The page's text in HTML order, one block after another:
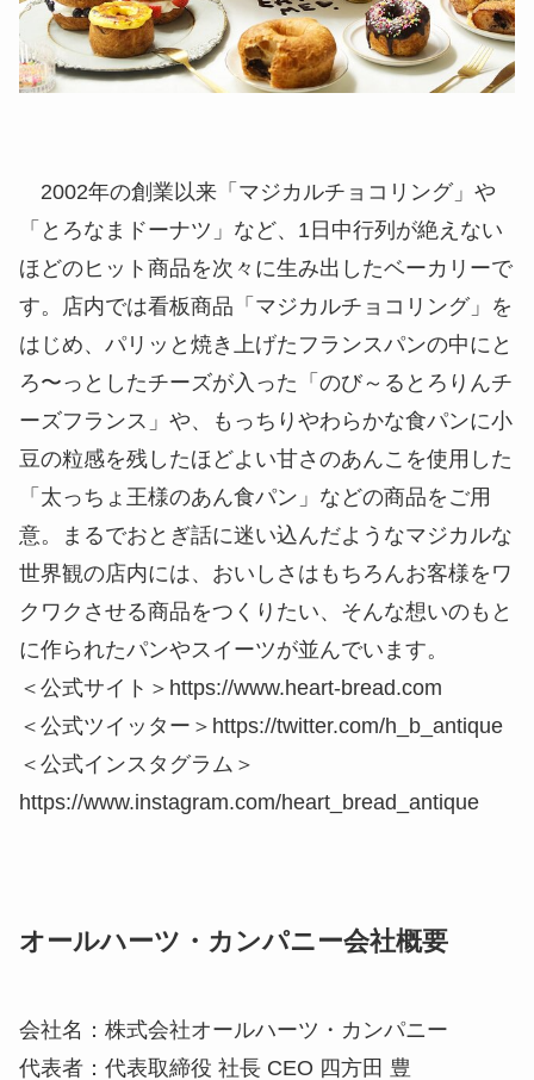
2002年の創業以来「マジカルチョコリング」や
「とろなまドーナツ」など、1日中行列が絶えない
ほどのヒット商品を次々に生み出したベーカリーで
す。店内では看板商品「マジカルチョコリング」を
はじめ、パリッと焼き上げたフランスパンの中にと
ろ〜っとしたチーズが入った「のび～るとろりんチ
ーズフランス」や、もっちりやわらかな食パンに小
豆の粒感を残したほどよい甘さのあんこを使用した
「太っちょ王様のあん食パン」などの商品をご用
意。まるでおとぎ話に迷い込んだようなマジカルな
世界観の店内には、おいしさはもちろんお客様をワ
クワクさせる商品をつくりたい、そんな想いのもと
に作られたパンやスイーツが並んでいます。
＜公式サイト＞https://www.heart-bread.com
＜公式ツイッター＞https://twitter.com/h_b_antique
＜公式インスタグラム＞
https://www.instagram.com/heart_bread_antique
オールハーツ・カンパニー会社概要
会社名：株式会社オールハーツ・カンパニー
代表者：代表取締役 社長 CEO 四方田 豊